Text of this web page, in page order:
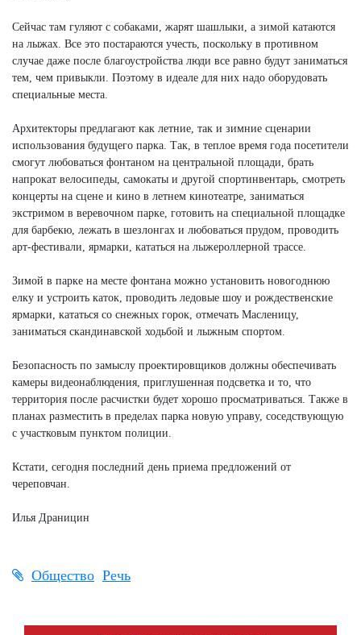
Сейчас там гуляют с собаками, жарят шашлыки, а зимой катаются
на лыжах. Все это постараются учесть, поскольку в противном
случае даже после благоустройства люди все равно будут заниматься
тем, чем привыкли. Поэтому в идеале для них надо оборудовать
специальные места.
Архитекторы предлагают как летние, так и зимние сценарии
использования будущего парка. Так, в теп­лое время года посетители
смогут любоваться фонтаном на центральной площади, брать
напрокат велосипеды, самокаты и другой спортинвентарь, смотреть
концерты на сцене и кино в летнем кинотеатре, заниматься
экстримом в веревочном парке, готовить на специальной площадке
для барбекю, лежать в шезлонгах и любоваться прудом, проводить
арт-фестивали, ярмарки, кататься на лыжероллерной трассе.
Зимой в парке на месте фонтана можно установить новогоднюю
елку и устроить каток, проводить ледовые шоу и рождественские
ярмарки, кататься со снежных горок, отмечать Масленицу,
заниматься скандинавской ходьбой и лыжным спортом.
Безопасность по замыслу проектировщиков должны обеспечивать
камеры видеонаблюдения, приглушенная подсветка и то, что
территория после расчистки будет хорошо просматриваться. Также в
планах разместить в пределах парка новую управу, соседствующую
с участковым пунктом полиции.
Кстати, сегодня последний день приема предложений от
череповчан.
Илья Драницин
Общество Речь